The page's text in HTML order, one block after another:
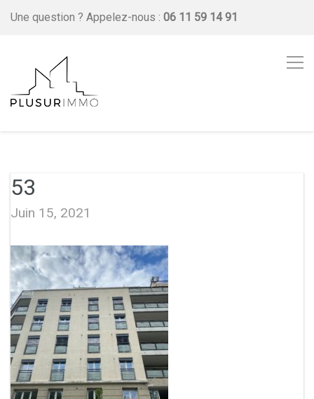
Une question ? Appelez-nous : 06 11 59 14 91
53
Juin 15, 2021